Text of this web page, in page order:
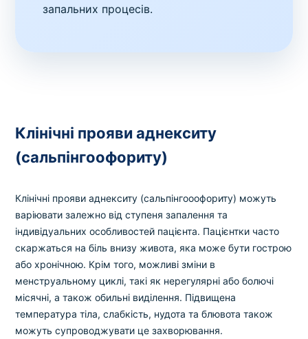
запальних процесів.
Клінічні прояви аднекситу
(сальпінгоофориту)
Клінічні прояви аднекситу (сальпінгооофориту) можуть
варіювати залежно від ступеня запалення та
індивідуальних особливостей пацієнта. Пацієнтки часто
скаржаться на біль внизу живота, яка може бути гострою
або хронічною. Крім того, можливі зміни в
менструальному циклі, такі як нерегулярні або болючі
місячні, а також обильні виділення. Підвищена
температура тіла, слабкість, нудота та блювота також
можуть супроводжувати це захворювання.